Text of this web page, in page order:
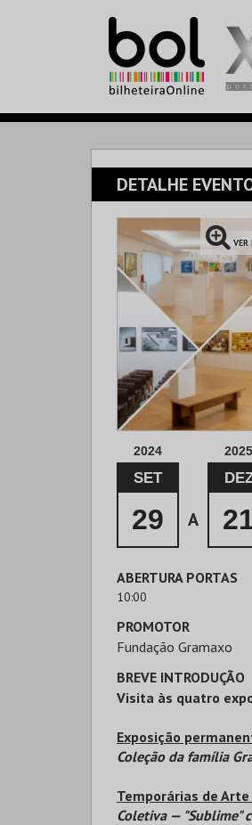
DETALHE
VER
2024
SET
29 A
2025
ABERTURA PORTAS
10:00
PROMOTOR
Fundação Gramaxo
BREVE INTRODUÇÃO
Visita às quatro
Exposição
Coleção da família
Temporárias de
Coletiva — "Sublime"